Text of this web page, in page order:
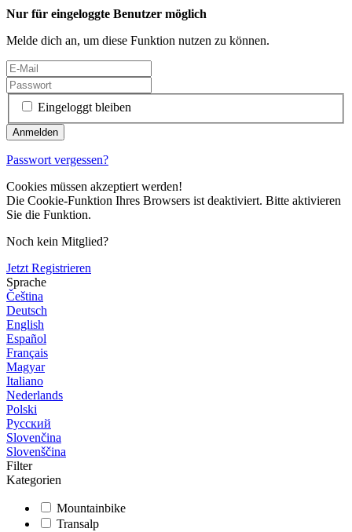
Nur für eingeloggte Benutzer möglich
Melde dich an, um diese Funktion nutzen zu können.
Eingeloggt bleiben
Passwort vergessen?
Cookies müssen akzeptiert werden!
Die Cookie-Funktion Ihres Browsers ist deaktiviert. Bitte aktivieren
Sie die Funktion.
Noch kein Mitglied?
Jetzt Registrieren
Sprache
Čeština
Deutsch
English
Español
Français
Magyar
Italiano
Nederlands
Polski
Русский
Slovenčina
Slovenščina
Filter
Kategorien
Mountainbike
Transalp